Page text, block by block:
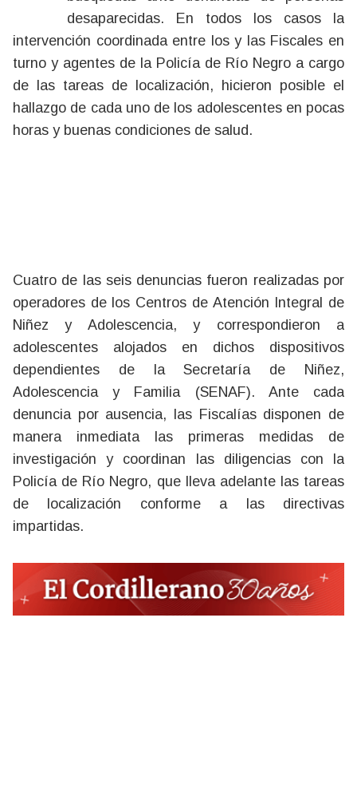
desaparecidas. En todos los casos la
intervención coordinada entre los y las Fiscales en
turno y agentes de la Policía de Río Negro a cargo
de las tareas de localización, hicieron posible el
hallazgo de cada uno de los adolescentes en pocas
horas y buenas condiciones de salud.
Cuatro de las seis denuncias fueron realizadas por
operadores de los Centros de Atención Integral de
Niñez y Adolescencia, y correspondieron a
adolescentes alojados en dichos dispositivos
dependientes de la Secretaría de Niñez,
Adolescencia y Familia (SENAF). Ante cada
denuncia por ausencia, las Fiscalías disponen de
manera inmediata las primeras medidas de
investigación y coordinan las diligencias con la
Policía de Río Negro, que lleva adelante las tareas
de localización conforme a las directivas
impartidas.